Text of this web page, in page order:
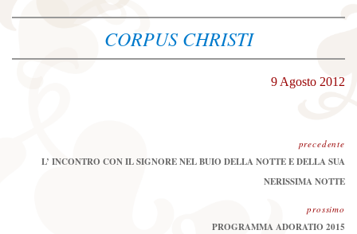
n
CORPUS CHRISTI
9 Agosto 2012
precedente
Precedente:
L’ INCONTRO CON IL SIGNORE NEL BUIO DELLA NOTTE E DELLA SUA
NERISSIMA NOTTE
prossimo
PROGRAMMA ADORATIO 2015